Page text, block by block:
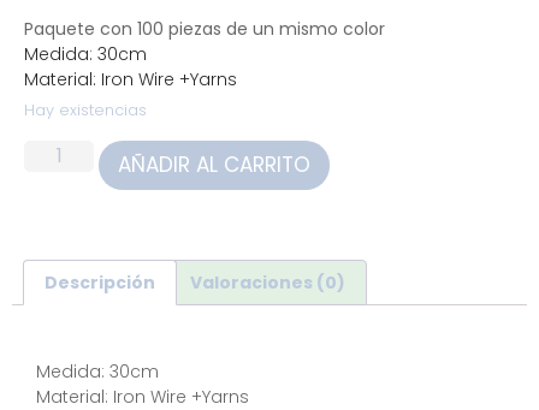
Paquete con 100 piezas de un mismo color
Medida: 30cm
Material: Iron Wire +Yarns
Hay existencias
AÑADIR AL CARRITO
Descripción Valoraciones (0)
Medida: 30cm
Material: Iron Wire +Yarns